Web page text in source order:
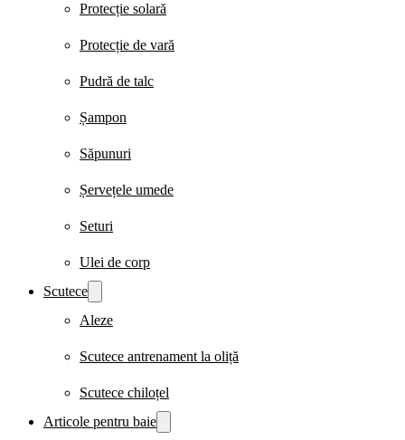
Protecție solară
Protecție de vară
Pudră de talc
Șampon
Săpunuri
Șervețele umede
Seturi
Ulei de corp
Scutece
Aleze
Scutece antrenament la oliță
Scutece chiloțel
Articole pentru baie